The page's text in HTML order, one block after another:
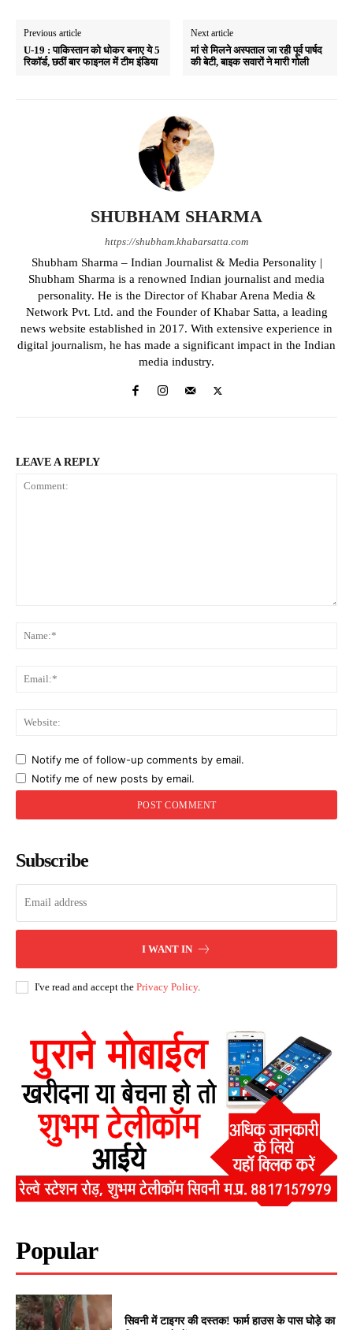
Previous article
U-19 : पाकिस्तान को धोकर बनाए ये 5
रिकॉर्ड, छठीं बार फाइनल में टीम इंडिया
Next article
मां से मिलने अस्पताल जा रही पूर्व पार्षद
की बेटी, बाइक सवारों ने मारी गोली
SHUBHAM SHARMA
https://shubham.khabarsatta.com
Shubham Sharma – Indian Journalist & Media Personality |
Shubham Sharma is a renowned Indian journalist and media
personality. He is the Director of Khabar Arena Media &
Network Pvt. Ltd. and the Founder of Khabar Satta, a leading
news website established in 2017. With extensive experience in
digital journalism, he has made a significant impact in the Indian
media industry.
LEAVE A REPLY
Notify me of follow-up comments by email.
Notify me of new posts by email.
Subscribe
I WANT IN
I've read and accept the Privacy Policy.
Popular
सिवनी में टाइगर की दस्तक! फार्म हाउस के पास घोड़े का